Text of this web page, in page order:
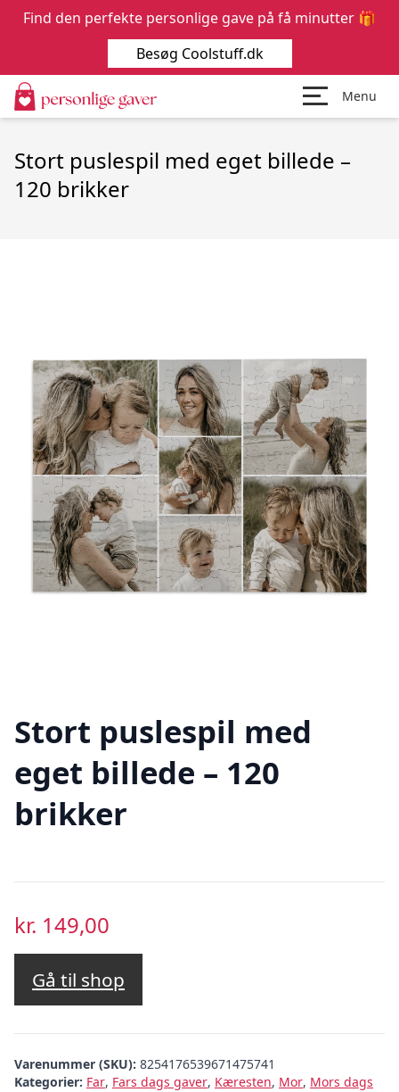
Menu
Stort puslespil med eget billede –
120 brikker
Stort puslespil med
eget billede – 120
brikker
kr. 149,00
Gå til shop
Varenummer (SKU): 8254176539671475741
Kategorier: Far, Fars dags gaver, Kæresten, Mor, Mors dags
Find den perfekte personlige gave på få minutter 🎁
Besøg Coolstuff.dk